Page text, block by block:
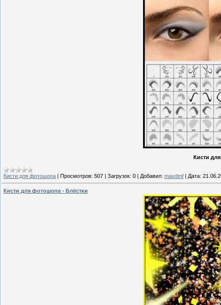
Кисти
Кисти для фотошопа | Просмотров: 507 | Загрузок: 0 | Добавил: maxdmf | Дата:
Кисти для фотошопа - Блёстки